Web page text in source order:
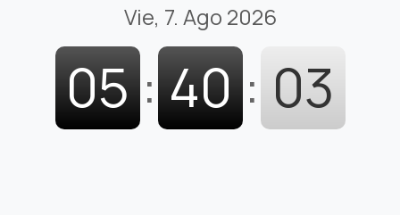
Vie, 7. Ago 2026
05 : 40 : 04